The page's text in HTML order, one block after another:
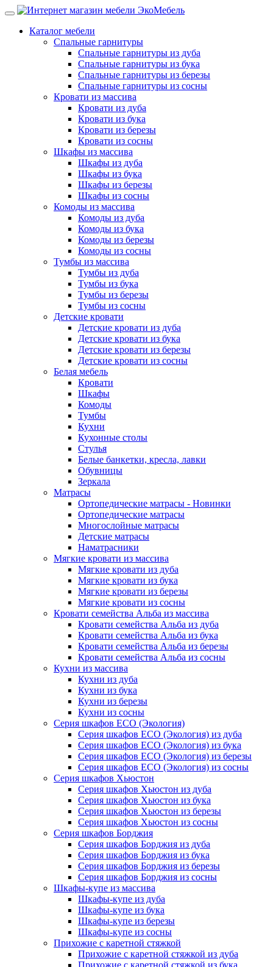
Каталог мебели
Спальные гарнитуры
Спальные гарнитуры из дуба
Спальные гарнитуры из бука
Спальные гарнитуры из березы
Спальные гарнитуры из сосны
Кровати из массива
Кровати из дуба
Кровати из бука
Кровати из березы
Кровати из сосны
Шкафы из массива
Шкафы из дуба
Шкафы из бука
Шкафы из березы
Шкафы из сосны
Комоды из массива
Комоды из дуба
Комоды из бука
Комоды из березы
Комоды из сосны
Тумбы из массива
Тумбы из дуба
Тумбы из бука
Тумбы из березы
Тумбы из сосны
Детские кровати
Детские кровати из дуба
Детские кровати из бука
Детские кровати из березы
Детские кровати из сосны
Белая мебель
Кровати
Шкафы
Комоды
Тумбы
Кухни
Кухонные столы
Стулья
Белые банкетки, кресла, лавки
Обувницы
Зеркала
Матрасы
Ортопедические матрасы - Новинки
Ортопедические матрасы
Многослойные матрасы
Детские матрасы
Наматрасники
Мягкие кровати из массива
Мягкие кровати из дуба
Мягкие кровати из бука
Мягкие кровати из березы
Мягкие кровати из сосны
Кровати семейства Альба из массива
Кровати семейства Альба из дуба
Кровати семейства Альба из бука
Кровати семейства Альба из березы
Кровати семейства Альба из сосны
Кухни из массива
Кухни из дуба
Кухни из бука
Кухни из березы
Кухни из сосны
Серия шкафов ECO (Экология)
Серия шкафов ECO (Экология) из дуба
Серия шкафов ECO (Экология) из бука
Серия шкафов ECO (Экология) из березы
Серия шкафов ECO (Экология) из сосны
Серия шкафов Хьюстон
Серия шкафов Хьюстон из дуба
Серия шкафов Хьюстон из бука
Серия шкафов Хьюстон из березы
Серия шкафов Хьюстон из сосны
Серия шкафов Борджия
Серия шкафов Борджия из дуба
Серия шкафов Борджия из бука
Серия шкафов Борджия из березы
Серия шкафов Борджия из сосны
Шкафы-купе из массива
Шкафы-купе из дуба
Шкафы-купе из бука
Шкафы-купе из березы
Шкафы-купе из сосны
Прихожие с каретной стяжкой
Прихожие с каретной стяжкой из дуба
Прихожие с каретной стяжкой из бука